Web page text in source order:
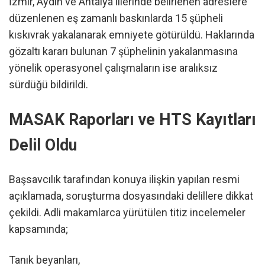
düzenlenen eş zamanlı baskınlarda 15 şüpheli
kıskıvrak yakalanarak emniyete götürüldü. Haklarında
gözaltı kararı bulunan 7 şüphelinin yakalanmasına
yönelik operasyonel çalışmaların ise aralıksız
sürdüğü bildirildi.
MASAK Raporları ve HTS Kayıtları
Delil Oldu
Başsavcılık tarafından konuya ilişkin yapılan resmi
açıklamada, soruşturma dosyasındaki delillere dikkat
çekildi. Adli makamlarca yürütülen titiz incelemeler
kapsamında;
Tanık beyanları,